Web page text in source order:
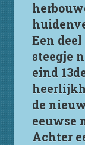
Een
steegje
eind
de
eeuwse
Achter